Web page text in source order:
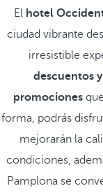
El hotel
ciudad vibrante
irresistible
descuentos
promociones
forma, podrás
mejorarán la
condiciones,
Pamplona se